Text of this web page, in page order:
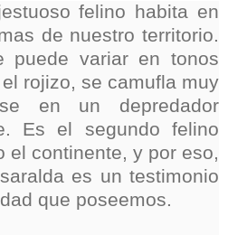
felino habita en
de nuestro territorio.
puede variar en tonos
rojizo, se camufla muy
en un depredador
Es el segundo felino
el continente, y por eso,
es un testimonio
que poseemos.